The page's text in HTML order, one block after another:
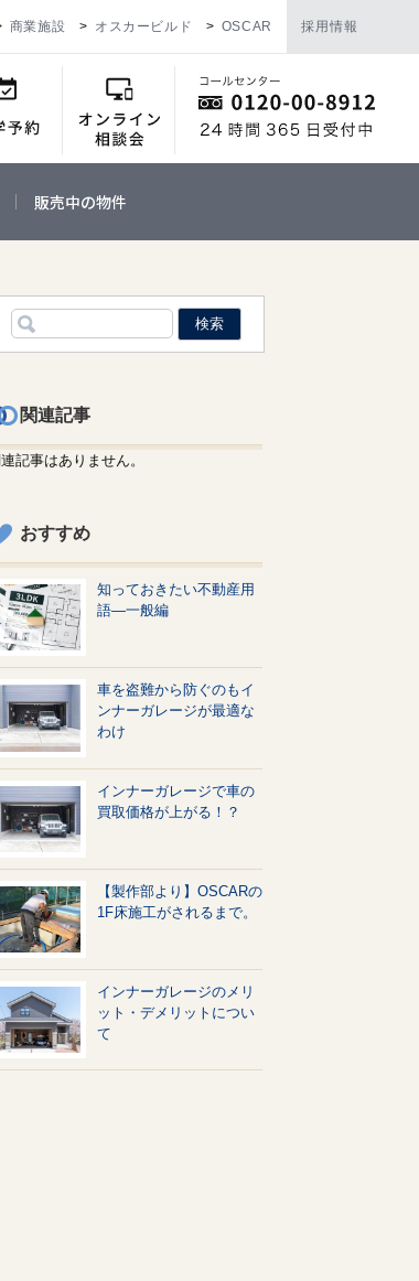
商業施設 オスカービルド OSCAR 採用情報
販売中の物件
関連記事
記事はありません。
おすすめ
知っておきたい不動産用
語—一般編
車を盗難から防ぐのもイ
ンナーガレージが最適な
わけ
インナーガレージで車の
買取価格が上がる！？
【製作部より】OSCARの
1F床施工がされるまで。
インナーガレージのメリ
ット・デメリットについ
て